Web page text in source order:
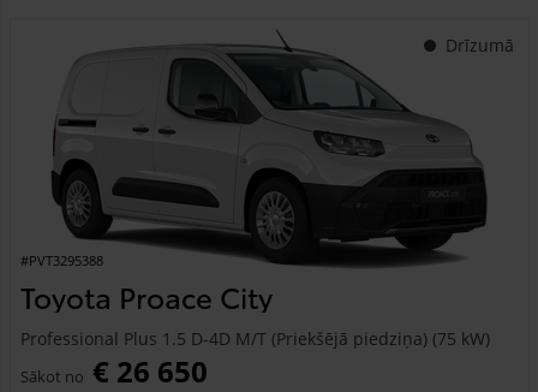
Drīzumā
#PVT3295388
Toyota Proace City
Professional Plus 1.5 D-4D M/T (Priekšējā piedziņa) (75 kW)
Sākot no € 26 650